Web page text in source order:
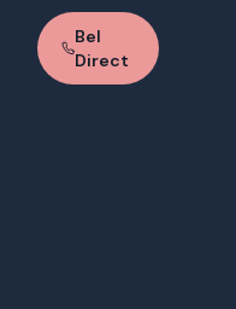
Bel
Direct